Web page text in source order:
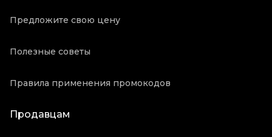
Предложите свою цену
Полезные советы
Правила применения промокодов
Продавцам